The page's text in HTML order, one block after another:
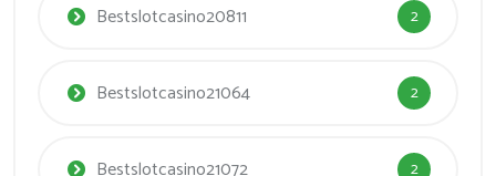
Bestslotcasino20811 2
Bestslotcasino21064 2
Bestslotcasino21072 2